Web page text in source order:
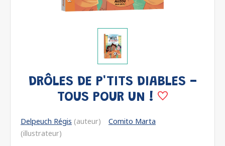
DRÔLES DE P'TITS DIABLES -
TOUS POUR UN !
Delpeuch Régis (auteur)
Comito Marta
(illustrateur)